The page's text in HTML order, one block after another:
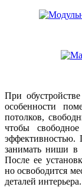
При обустройстве
особенности
потолков,
чтобы
эффективностью.
занимать ниши в
После ее
но освободится
деталей интерьера.